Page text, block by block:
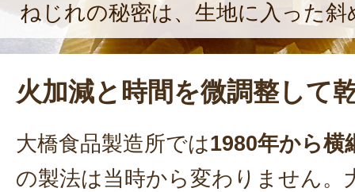
ねじれの秘密は、生地に入った斜
火加減と時間を微調整して
大橋食品製造所では1980年から横
の製法は当時から変わりません。